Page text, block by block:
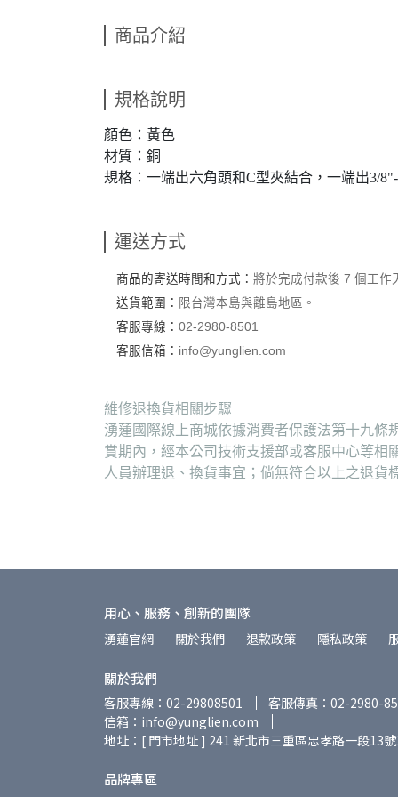
商品介紹
規格說明
顏色：黃色
材質：銅
規格：一端出六角頭和C型夾結合，一端出3/
運送方式
商品的寄送時間和方式： 將於完成付款後 7 個工作
送貨範圍： 限台灣本島與離島地區。
客服專線： 02-2980-8501
客服信箱： info@yunglien.com
維修退換貨相關步驟
湧蓮國際線上商城依據消費者保護法第十九條
賞期內，經本公司技術支援部或客服中心等
人員辦理退、換貨事宜；倘無符合以上之退
用心、服務、創新的團隊
湧蓮官網 關於我們 退款政策 隱私政策
關於我們
客服專線：02-29808501
客服傳真：02-2980-
信箱：info@yunglien.com
地址：[ 門市地址 ] 241 新北市三重區忠孝路一段
品牌專區